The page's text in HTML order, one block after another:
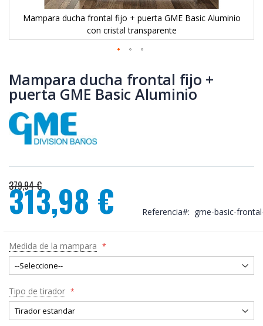
Mampara ducha frontal fijo + puerta GME Basic Aluminio
con cristal transparente
al
comienzo
de
la
galería
de
imágenes
Mampara ducha frontal fijo +
puerta GME Basic Aluminio
379,94 €
Precio
especial
313,98 € Referencia gme-basic-
Medida de la mampara
Tipo de tirador